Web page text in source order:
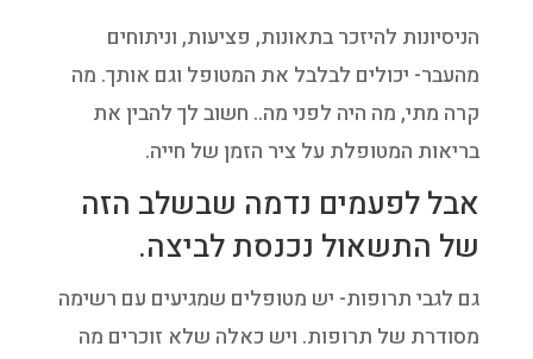
הניסיונות להיזכר בתאונות, פציעות, וניתוחים
מהעבר- יכולים לבלבל את המטופל וגם אותך. מה
קרה מתי, מה היה לפני מה.. חשוב לך להבין את
בריאות המטופלת על ציר הזמן של חייה.
אבל לפעמים נדמה שבשלב הזה
של התשאול נכנסת לביצה.
גם לגבי תרופות- יש מטופלים שמגיעים עם רשימה
מסודרת של תרופות. ויש כאלה שלא זוכרים מה